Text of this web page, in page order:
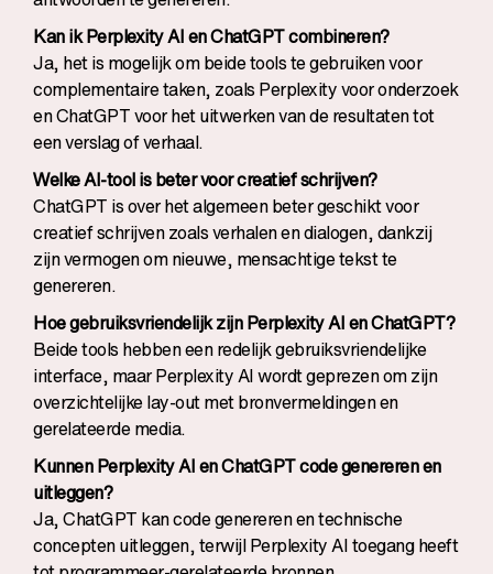
Kan ik Perplexity AI en ChatGPT combineren?
Ja, het is mogelijk om beide tools te gebruiken voor
complementaire taken, zoals Perplexity voor onderzoek
en ChatGPT voor het uitwerken van de resultaten tot
een verslag of verhaal.
Welke AI-tool is beter voor creatief schrijven?
ChatGPT is over het algemeen beter geschikt voor
creatief schrijven zoals verhalen en dialogen, dankzij
zijn vermogen om nieuwe, mensachtige tekst te
genereren.
Hoe gebruiksvriendelijk zijn Perplexity AI en ChatGPT?
Beide tools hebben een redelijk gebruiksvriendelijke
interface, maar Perplexity AI wordt geprezen om zijn
overzichtelijke lay-out met bronvermeldingen en
gerelateerde media.
Kunnen Perplexity AI en ChatGPT code genereren en
uitleggen?
Ja, ChatGPT kan code genereren en technische
concepten uitleggen, terwijl Perplexity AI toegang heeft